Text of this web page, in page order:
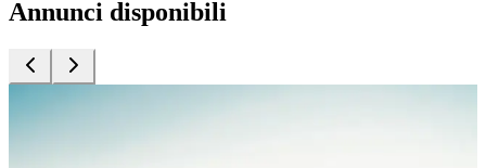
Annunci disponibili